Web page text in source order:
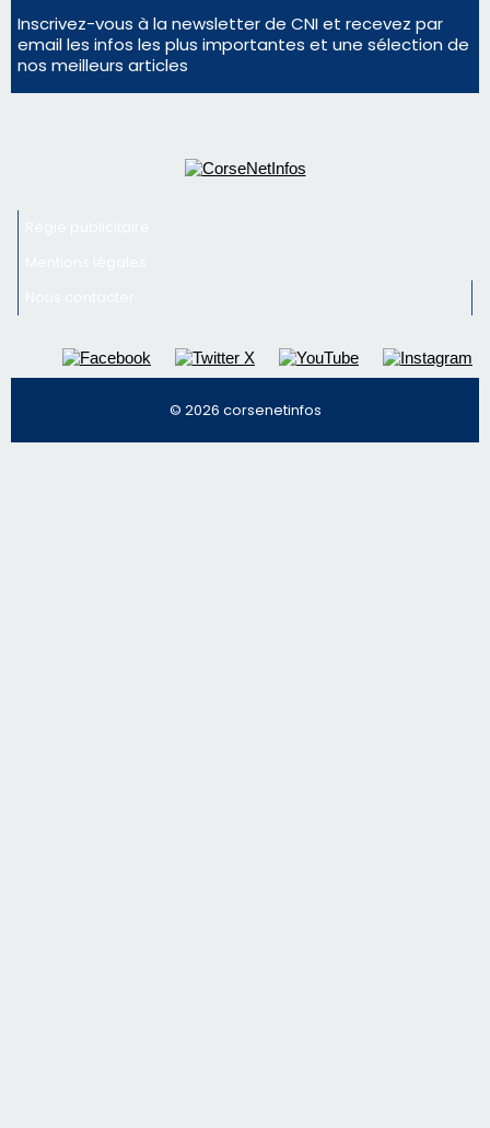
La gendarmerie alerte les restaurateurs corses
face à une nouvelle escroquerie au faux vendeur de